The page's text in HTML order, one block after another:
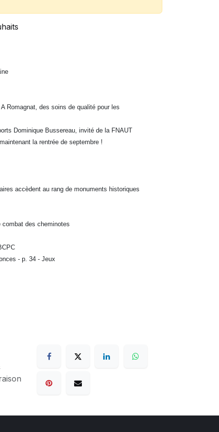
Romagnat, des soins de qualité pour les
Dominique Bussereau, invité de la FNAUT
la rentrée de septembre !
accèdent au rang de monuments historiques
des cheminotes
- p. 34 - Jeux